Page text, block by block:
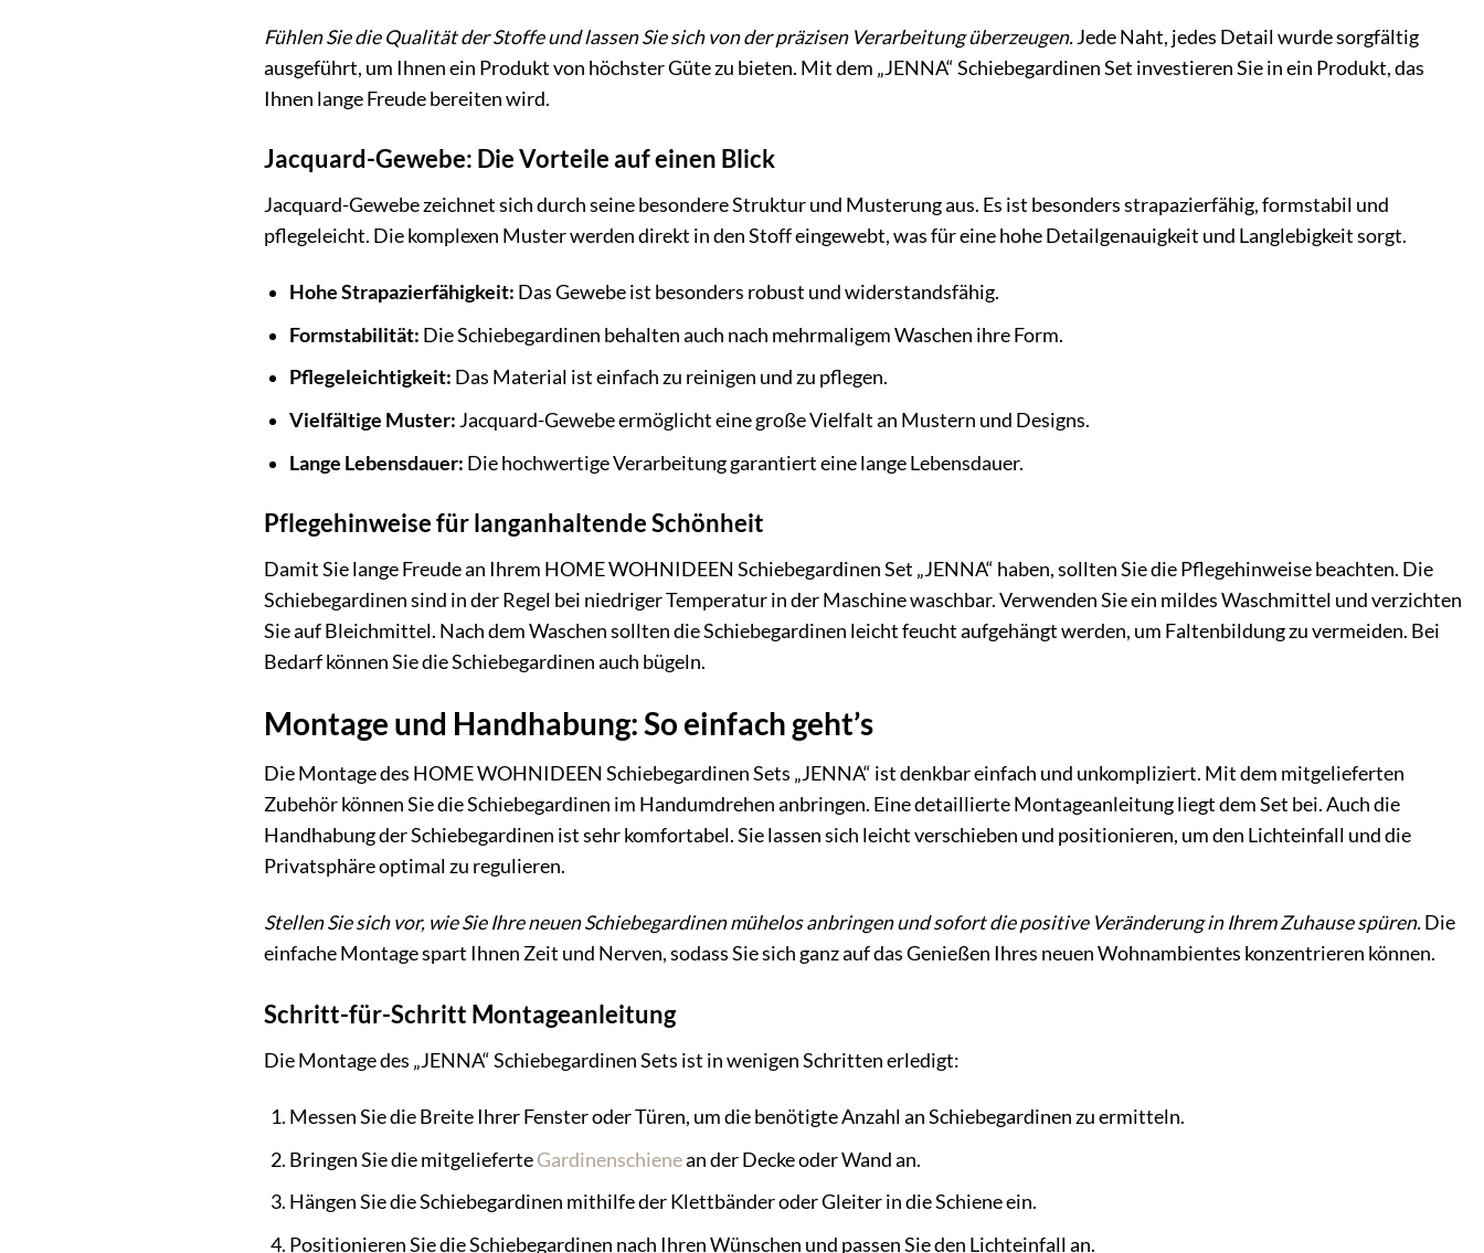
Fühlen Sie die Qualität der Stoffe und lassen Sie sich von der präzisen Verarbeitung überzeugen.Jede Naht, jedes Detail wurde sorgfältig
ausgeführt, um Ihnen ein Produkt von höchster Güte zu bieten. Mit dem „JENNA“ Schiebegardinen Set investieren Sie in ein Produkt, das
Ihnen lange Freude bereiten wird.
Jacquard-Gewebe: Die Vorteile auf einen Blick
Jacquard-Gewebe zeichnet sich durch seine besondere Struktur und Musterung aus. Es ist besonders strapazierfähig, formstabil und
pflegeleicht. Die komplexen Muster werden direkt in den Stoff eingewebt, was für eine hohe Detailgenauigkeit und Langlebigkeit sorgt.
Hohe Strapazierfähigkeit: Das Gewebe ist besonders robust und widerstandsfähig.
Formstabilität: Die Schiebegardinen behalten auch nach mehrmaligem Waschen ihre Form.
Pflegeleichtigkeit: Das Material ist einfach zu reinigen und zu pflegen.
Vielfältige Muster: Jacquard-Gewebe ermöglicht eine große Vielfalt an Mustern und Designs.
Lange Lebensdauer: Die hochwertige Verarbeitung garantiert eine lange Lebensdauer.
Pflegehinweise für langanhaltende Schönheit
Damit Sie lange Freude an Ihrem HOME WOHNIDEEN Schiebegardinen Set „JENNA“ haben, sollten Sie die Pflegehinweise beachten. Die
Schiebegardinen sind in der Regel bei niedriger Temperatur in der Maschine waschbar. Verwenden Sie ein mildes Waschmittel und verzichten
Sie auf Bleichmittel. Nach dem Waschen sollten die Schiebegardinen leicht feucht aufgehängt werden, um Faltenbildung zu vermeiden. Bei
Bedarf können Sie die Schiebegardinen auch bügeln.
Montage und Handhabung: So einfach geht’s
Die Montage des HOME WOHNIDEEN Schiebegardinen Sets „JENNA“ ist denkbar einfach und unkompliziert. Mit dem mitgelieferten
Zubehör können Sie die Schiebegardinen im Handumdrehen anbringen. Eine detaillierte Montageanleitung liegt dem Set bei. Auch die
Handhabung der Schiebegardinen ist sehr komfortabel. Sie lassen sich leicht verschieben und positionieren, um den Lichteinfall und die
Privatsphäre optimal zu regulieren.
Stellen Sie sich vor, wie Sie Ihre neuen Schiebegardinen mühelos anbringen und sofort die positive Veränderung in Ihrem Zuhause spüren.Die
einfache Montage spart Ihnen Zeit und Nerven, sodass Sie sich ganz auf das Genießen Ihres neuen Wohnambientes konzentrieren können.
Schritt-für-Schritt Montageanleitung
Die Montage des „JENNA“ Schiebegardinen Sets ist in wenigen Schritten erledigt:
Messen Sie die Breite Ihrer Fenster oder Türen, um die benötigte Anzahl an Schiebegardinen zu ermitteln.
Bringen Sie die mitgelieferteGardinenschienean der Decke oder Wand an.
Hängen Sie die Schiebegardinen mithilfe der Klettbänder oder Gleiter in die Schiene ein.
Positionieren Sie die Schiebegardinen nach Ihren Wünschen und passen Sie den Lichteinfall an.